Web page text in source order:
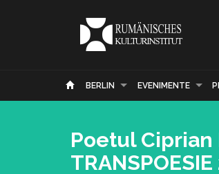
BERLIN EVENIMENTE
Poetul